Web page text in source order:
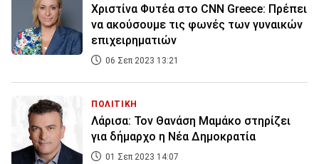
Χριστίνα Φυτέα στο CNN Greece: Πρέπει
να ακούσουμε τις φωνές των γυναικών
επιχειρηματιών
06 Σεπ 2023 13:21
ΠΟΛΙΤΙΚΗ
Λάρισα: Τον Θανάση Μαμάκο στηρίζει
για δήμαρχο η Νέα Δημοκρατία
01 Σεπ 2023 14:07